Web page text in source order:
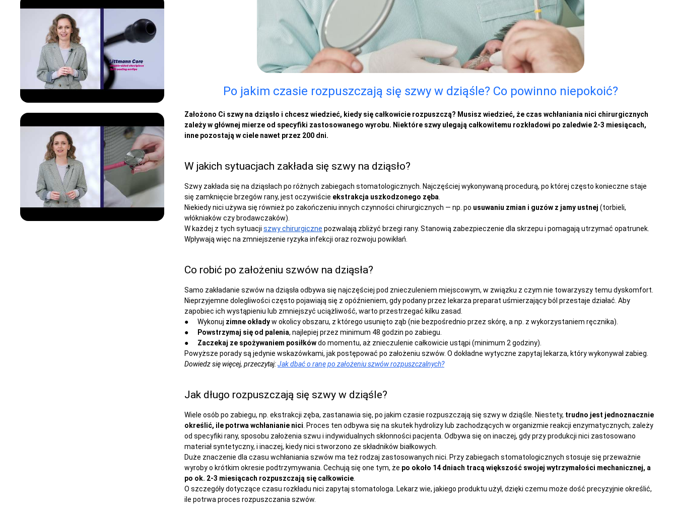
Po jakim czasie rozpuszczają się szwy w dziąśle? Co powinno niepokoić?
Założono Ci szwy na dziąsło i chcesz wiedzieć, kiedy się całkowicie rozpuszczą? Musisz wiedzieć, że czas wchłaniania nici chirurgicznych
zależy w głównej mierze od specyfiki zastosowanego wyrobu. Niektóre szwy ulegają całkowitemu rozkładowi po zaledwie 2-3 miesiącach,
inne pozostają w ciele nawet przez 200 dni.
W jakich sytuacjach zakłada się szwy na dziąsło?
Szwy zakłada się na dziąsłach po różnych zabiegach stomatologicznych. Najczęściej wykonywaną procedurą, po której często konieczne staje
się zamknięcie brzegów rany, jest oczywiście ekstrakcja uszkodzonego zęba
Niekiedy nici używa się również po zakończeniu innych czynności chirurgicznych — np. po usuwaniu zmian i guzów z jamy ustnej (torbieli,
włókniaków czy brodawczaków).
W każdej z tych sytuacji szwy chirurgiczne pozwalają zbliżyć brzegi rany. Stanowią zabezpieczenie dla skrzepu i pomagają utrzymać opatrunek.
Wpływają więc na zmniejszenie ryzyka infekcji oraz rozwoju powikłań.
Co robić po założeniu szwów na dziąsła?
Samo zakładanie szwów na dziąsła odbywa się najczęściej pod znieczuleniem miejscowym, w związku z czym nie towarzyszy temu dyskomfort.
Nieprzyjemne dolegliwości często pojawiają się z opóźnieniem, gdy podany przez lekarza preparat uśmierzający ból przestaje działać. Aby
zapobiec ich wystąpieniu lub zmniejszyć uciążliwość, warto przestrzegać kilku zasad.
● Wykonuj zimne okładyw okolicy obszaru, z którego usunięto ząb (nie bezpośrednio przez skórę, a np. z wykorzystaniem ręcznika).
●
Powstrzymaj się od palenia, najlepiej przez minimum 48 godzin po zabiegu.
● Zaczekaj ze spożywaniem posiłkówdo momentu, aż znieczulenie całkowicie ustąpi (minimum 2 godziny).
Powyższe porady są jedynie wskazówkami, jak postępować po założeniu szwów. O dokładne wytyczne zapytaj lekarza, który wykonywał zabieg.
Dowiedz się więcej, przeczytaj:Jak dbać o ranę po założeniu szwów rozpuszczalnych?
Jak długo rozpuszczają się szwy w dziąśle?
Wiele osób po zabiegu, np. ekstrakcji zęba, zastanawia się, po jakim czasie rozpuszczają się szwy w dziąśle. Niestety, trudno jest jednoznacznie
określić, ile potrwa wchłanianie nici . Proces ten odbywa się na skutek hydrolizy lub zachodzących w organizmie reakcji enzymatycznych; zależy
od specyfiki rany, sposobu założenia szwu i indywidualnych skłonności pacjenta. Odbywa się on inaczej, gdy przy produkcji nici zastosowano
materiał syntetyczny, i inaczej, kiedy nici stworzono ze składników białkowych.
Duże znaczenie dla czasu wchłaniania szwów ma też rodzaj zastosowanych nici. Przy zabiegach stomatologicznych stosuje się przeważnie
wyroby o krótkim okresie podtrzymywania. Cechują się one tym, że po około 14 dniach tracą większość swojej wytrzymałości mechanicznej, a
po ok. 2-3 miesiącach rozpuszczają się całkowicie
O szczegóły dotyczące czasu rozkładu nici zapytaj stomatologa. Lekarz wie, jakiego produktu użył, dzięki czemu może dość precyzyjnie określić,
ile potrwa proces rozpuszczania szwów.